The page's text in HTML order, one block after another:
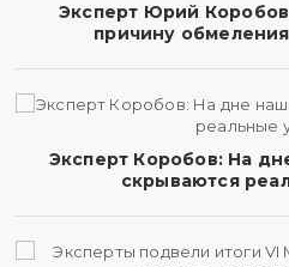
Эксперт Юрий
причину
Эксперт Коробов: На
скрываются